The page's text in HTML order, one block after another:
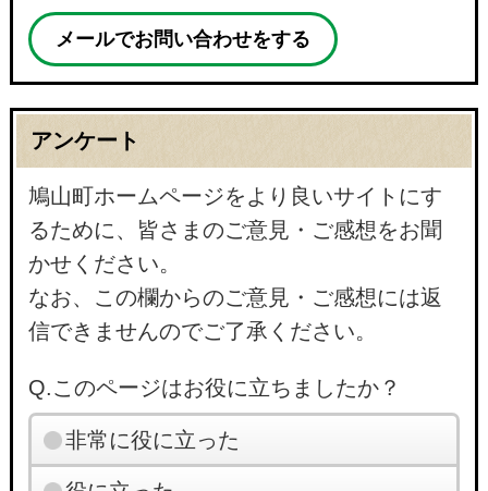
メールでお問い合わせをする
アンケート
鳩山町ホームページをより良いサイトにす
るために、皆さまのご意見・ご感想をお聞
かせください。
なお、この欄からのご意見・ご感想には返
信できませんのでご了承ください。
Q.このページはお役に立ちましたか？
非常に役に立った